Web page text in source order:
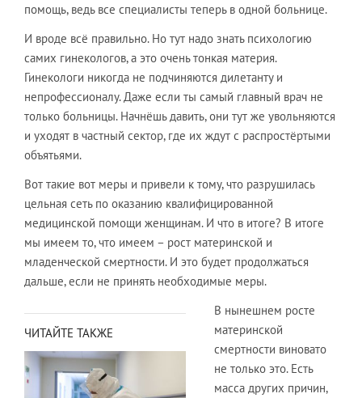
помощь, ведь все специалисты теперь в одной больнице.
И вроде всё правильно. Но тут надо знать психологию
самих гинекологов, а это очень тонкая материя.
Гинекологи никогда не подчиняются дилетанту и
непрофессионалу. Даже если ты самый главный врач не
только больницы. Начнёшь давить, они тут же увольняются
и уходят в частный сектор, где их ждут с распростёртыми
объятьями.
Вот такие вот меры и привели к тому, что разрушилась
цельная сеть по оказанию квалифицированной
медицинской помощи женщинам. И что в итоге? В итоге
мы имеем то, что имеем – рост материнской и
младенческой смертности. И это будет продолжаться
дальше, если не принять необходимые меры.
ЧИТАЙТЕ ТАКЖЕ
В нынешнем росте
материнской
смертности виновато
не только это. Есть
масса других причин,